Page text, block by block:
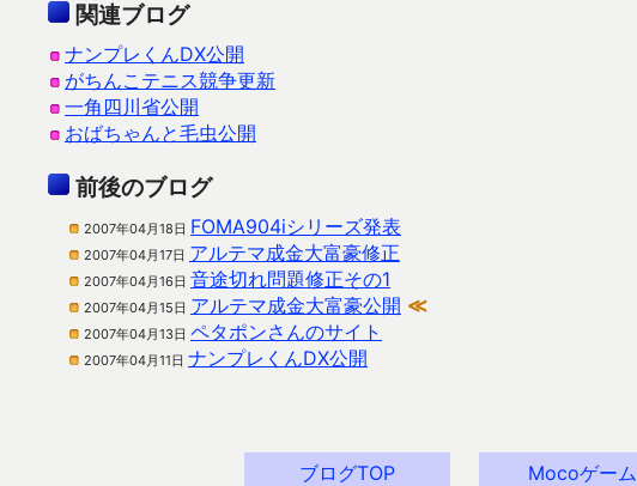
関連ブログ
ナンプレくんDX公開
がちんこテニス競争更新
一角四川省公開
おばちゃんと毛虫公開
前後のブログ
2007年04月18日 FOMA904iシリーズ発表
2007年04月17日 アルテマ成金大富豪修正
2007年04月16日 音途切れ問題修正その1
2007年04月15日 アルテマ成金大富豪公開 ≪
2007年04月13日 ペタポンさんのサイト
2007年04月11日 ナンプレくんDX公開
ブログTOP Mocoゲーム